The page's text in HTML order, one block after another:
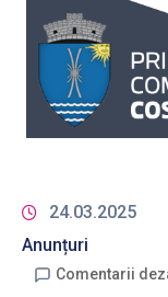
24.03.2025
Anunțuri
Comentarii